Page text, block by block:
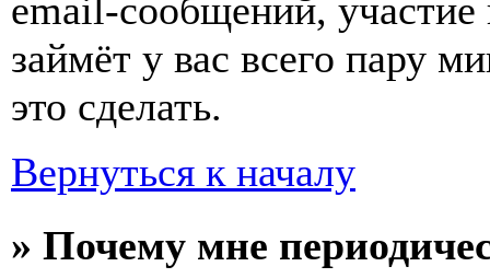
email-сообщений, участие
займёт у вас всего пару
это сделать.
Вернуться к началу
» Почему мне